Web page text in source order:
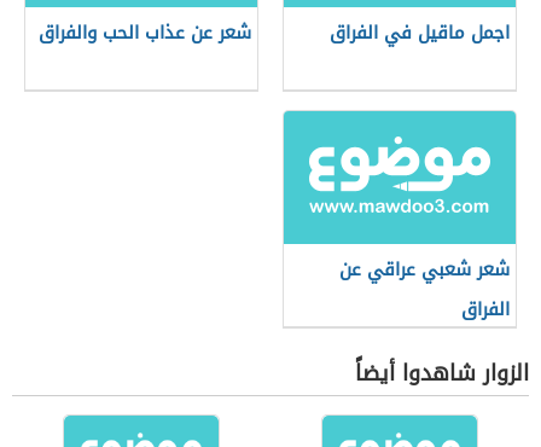
اجمل ماقيل في الفراق شعر عن عذاب الحب والفراق
شعر شعبي عراقي عن
الفراق
الزوار شاهدوا أيضاً